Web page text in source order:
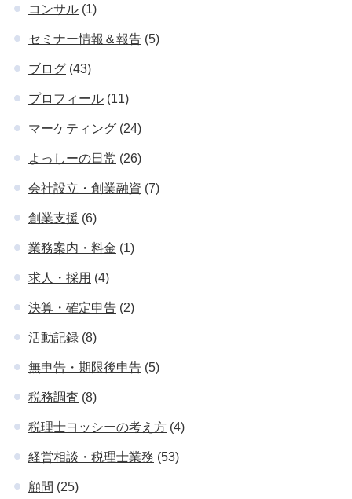
コンサル (1)
セミナー情報＆報告 (5)
ブログ (43)
プロフィール (11)
マーケティング (24)
よっしーの日常 (26)
会社設立・創業融資 (7)
創業支援 (6)
業務案内・料金 (1)
求人・採用 (4)
決算・確定申告 (2)
活動記録 (8)
無申告・期限後申告 (5)
税務調査 (8)
税理士ヨッシーの考え方 (4)
経営相談・税理士業務 (53)
顧問 (25)